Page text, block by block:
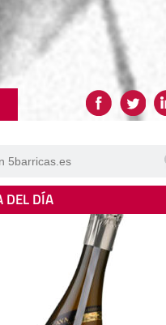
DEL DÍA